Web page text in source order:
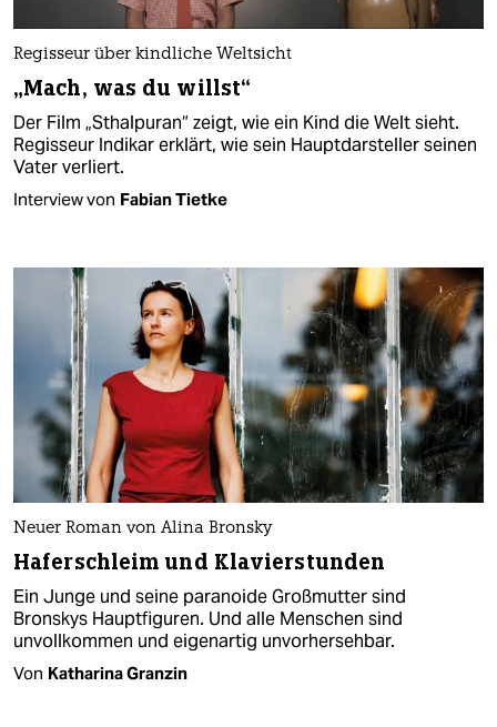
Regisseur über kindliche Weltsicht
„Mach, was du willst“
Der Film „Sthalpuran“ zeigt, wie ein Kind die Welt sieht.
Regisseur Indikar erklärt, wie sein Hauptdarsteller seinen
Vater verliert.
Interview von Fabian Tietke
Neuer Roman von Alina Bronsky
Haferschleim und Klavierstunden
Ein Junge und seine paranoide Großmutter sind
Bronskys Hauptfiguren. Und alle Menschen sind
unvollkommen und eigenartig unvorhersehbar.
Von Katharina Granzin